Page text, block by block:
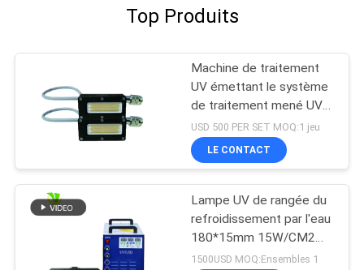
Top Produits
Machine de traitement
UV émettant le système
de traitement mené UV
de puissance élevée de
la longueur d'onde
395nm de la taille 50x20
USD 500 PER SET MOQ:1 jeu
LE CONTACT
Lampe UV de rangée du
refroidissement par l'eau
180*15mm 15W/CM2
395nm LED
1500USD MOQ:Ensembles 1